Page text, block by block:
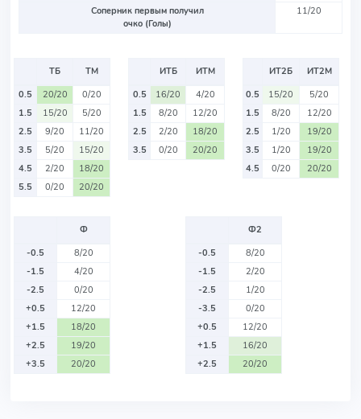
Соперник первым получил
очко (Голы)
11/20
ТБ
ТМ
0.5
20/20
0/20
1.5
15/20
5/20
2.5
9/20
11/20
3.5
5/20
15/20
4.5
2/20
18/20
5.5
0/20 20/20
ИТБ
ИТМ
0.5
16/20
4/20
1.5
8/20
12/20
2.5
2/20
18/20
3.5
0/20 20/20
ИТ2Б
ИТ2М
0.5
15/20
5/20
1.5
8/20
12/20
2.5
1/20
19/20
3.5
1/20
19/20
4.5
0/20 20/20
Ф
-0.5
8/20
-1.5
4/20
-2.5
0/20
+0.5
12/20
+1.5
18/20
+2.5
19/20
+3.5
20/20
Ф2
-0.5
8/20
-1.5
2/20
-2.5
1/20
-3.5
0/20
+0.5
12/20
+1.5
16/20
+2.5
20/20